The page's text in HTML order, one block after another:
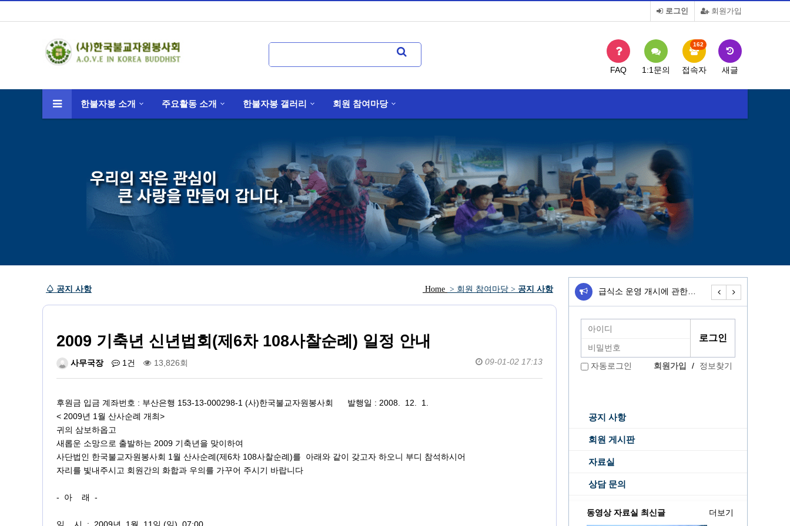
회원가입
로그인
FAQ 1:1문의 접속자
162
새글
한불자봉 소개 주요활동 소개 한불자봉 갤러리 회원 참여마당
♤ 공지 사항 Home > 회원 참여마당 > 공지 사항
2009 기축년 신년법회(제6차 108사찰순례) 일정 안내
사무국장 1건 13,826회 09-01-02 17:13
후원금 입금 계좌번호 : 부산은행 153-13-000298-1 (사)한국불교자원봉사회 발행일 : 2008. 12. 1.
< 2009년 1월 산사순례 개최>
귀의 삼보하옵고
새롭운 소망으로 출발하는 2009 기축년을 맞이하여
사단법인 한국불교자원봉사회 1월 산사순례(제6차 108사찰순례)를 아래와 같이 갖고자 하오니 부디 참석하시어
자리를 빛내주시고 회원간의 화합과 우의를 가꾸어 주시기 바랍니다
- 아 래 -
방문인사. 급식소 운영 개시에 관한… 무료급식소 운영
자동로그인 회원가입 / 정보찾기
공지 사항
회원 게시판
자료실
상담 문의
동영상 자료실 최신글 더보기